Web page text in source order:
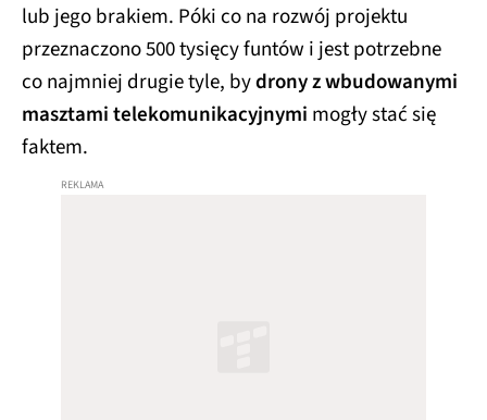
lub jego brakiem. Póki co na rozwój projektu
przeznaczono 500 tysięcy funtów i jest potrzebne
co najmniej drugie tyle, bydrony z wbudowanymi
masztami telekomunikacyjnymi mogły stać się
faktem.